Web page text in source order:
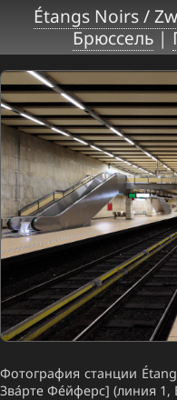
Étangs Noirs /
Брюссель|
Фотография станции
Зва́рте Фе́йферс] (линия 1,